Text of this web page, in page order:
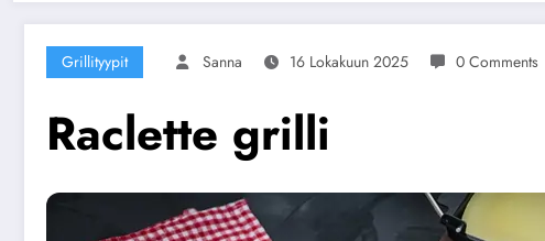
Grillityypit Sanna 16 Lokakuun 2025 0 Comments
Raclette grilli